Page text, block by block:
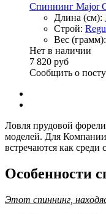
Спиннинг Major
Длина (см):
Строй:
Вес (грамм):
Нет в наличии
7 820 руб
Сообщить о
Ловля прудовой
моделей. Для
встречаются как
Особенности
Этот спиннинг,